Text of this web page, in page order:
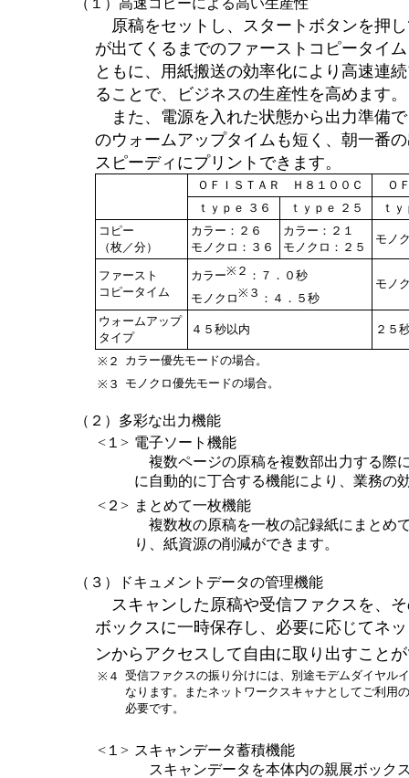
（１）高速コピーによる高い生産性
原稿をセットし、スタートボタンを押
が出てくるまでのファーストコピータイ
ともに、用紙搬送の効率化により高速連
ることで、ビジネスの生産性を高めます。
また、電源を入れた状態から出力準備
のウォームアップタイムも短く、朝一番
スピーディにプリントできます。
ＯＦＩＳＴＡＲ Ｈ８１００Ｃ
Ｏ
ｔｙｐｅ ３６
ｔｙｐｅ ２５
ｔ
コピー
（枚／分）
カラー：２６
モノクロ：３６
カラー：２１
モノクロ：２５
モノ
ファースト
コピータイム
カラー※２ ：７．０秒
モノクロ※３ ：４．５秒
モノ
ウォームアップ
タイプ
４５秒以内 ２５
※２
カラー優先モードの場合。
※３
モノクロ優先モードの場合。
（２）多彩な出力機能
<１> 電子ソート機能
複数ページの原稿を複数部出力する際
に自動的に丁合する機能により、業務の
<２> まとめて一枚機能
複数枚の原稿を一枚の記録紙にまとめ
り、紙資源の削減ができます。
（３）ドキュメントデータの管理機能
スキャンした原稿や受信ファクスを、
ボックスに一時保存し、必要に応じてネ
ンからアクセスして自由に取り出すこと
※４ 受信ファクスの振り分けには、別途モデムダイヤル
なります。またネットワークスキャナとしてご利用
必要です。
<１> スキャンデータ蓄積機能
スキャンデータを本体内の親展ボック